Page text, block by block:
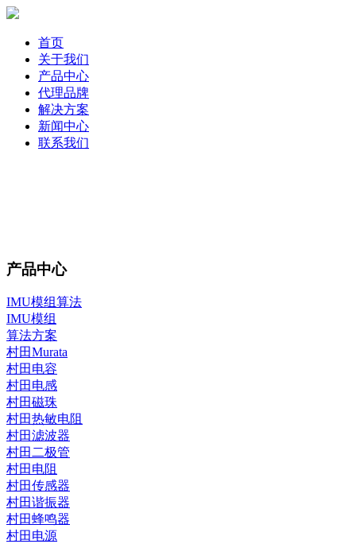
首页
关于我们
产品中心
代理品牌
解决方案
新闻中心
联系我们
产品中心
IMU模组算法
IMU模组
算法方案
村田Murata
村田电容
村田电感
村田磁珠
村田热敏电阻
村田滤波器
村田二极管
村田电阻
村田传感器
村田谐振器
村田蜂鸣器
村田电源